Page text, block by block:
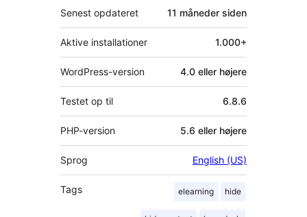
Senest opdateret 11 måneder siden
Aktive installationer 1.000+
WordPress-version 4.0 eller højere
Testet op til 6.8.6
PHP-version 5.6 eller højere
Sprog English (US)
Tags elearning hide